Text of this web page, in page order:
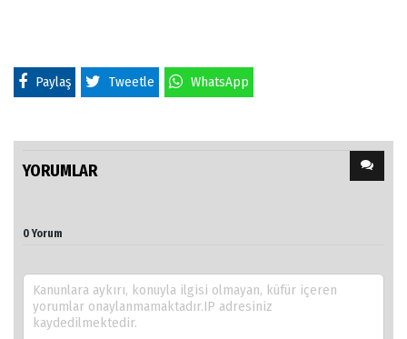
Paylaş Tweetle WhatsApp
YORUMLAR
0 Yorum